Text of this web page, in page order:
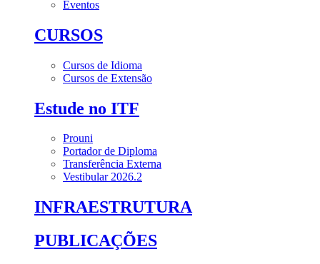
Eventos
CURSOS
Cursos de Idioma
Cursos de Extensão
Estude no ITF
Prouni
Portador de Diploma
Transferência Externa
Vestibular 2026.2
INFRAESTRUTURA
PUBLICAÇÕES